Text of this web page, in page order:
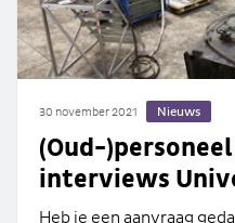
30 november 2021 Nieuws
(Oud-
interviews
Heb je een aanvraag